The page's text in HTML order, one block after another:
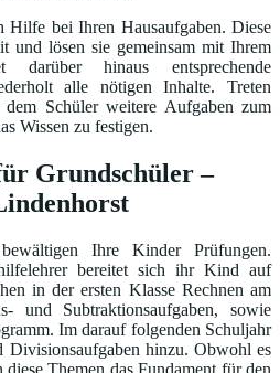
Hilfe bei Ihren Hausaufgaben. Diese
und lösen sie gemeinsam mit Ihrem
darüber hinaus entsprechende
alle nötigen Inhalte. Treten
Schüler weitere Aufgaben zum
Wissen zu festigen.
Grundschüler –
Ihre Kinder Prüfungen.
bereitet sich ihr Kind auf
in der ersten Klasse Rechnen am
und Subtraktionsaufgaben, sowie
Im darauf folgenden Schuljahr
hinzu. Obwohl es
Themen das Fundament für den